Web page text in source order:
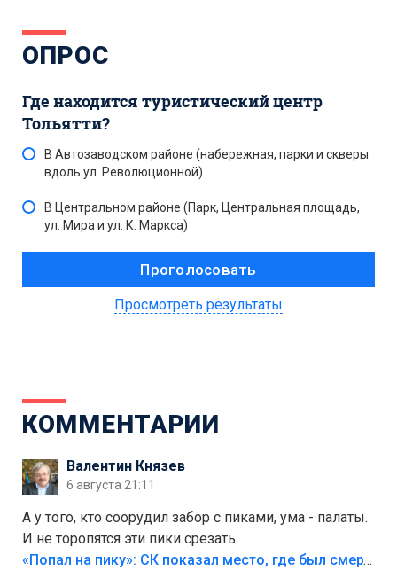
ОПРОС
Где находится туристический центр
Тольятти?
В Автозаводском районе (набережная, парки и скверы
вдоль ул. Революционной)
В Центральном районе (Парк, Центральная площадь,
ул. Мира и ул. К. Маркса)
Просмотреть результаты
КОММЕНТАРИИ
Валентин Князев
6 августа 21:11
А у того, кто соорудил забор с пиками, ума - палаты.
И не торопятся эти пики срезать
«Попал на пику»: СК показал место, где был смертельно травмирован ребенок в Тольятти